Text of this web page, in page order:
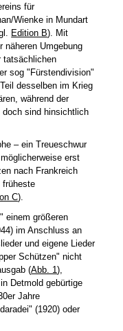
für
Wienke in Mundart
Edition B). Mit
näheren Umgebung
tatsächlichen
sog "Fürstendivision"
desselben im Krieg
während der
doch sind hinsichtlich
– ein Treueschwur
erst
nach Frankreich
früheste
C).
einem größeren
im Anschluss an
und eigene Lieder
Schützen" nicht
(Abb. 1),
Detmold gebürtige
Jahre
(1920) oder